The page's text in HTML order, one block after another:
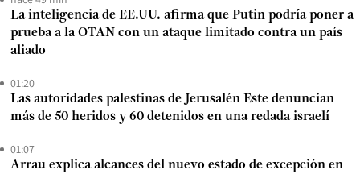
La inteligencia de EE.UU. afirma que Putin podría poner a
prueba a la OTAN con un ataque limitado contra un país
aliado
01:20
Las autoridades palestinas de Jerusalén Este denuncian
más de 50 heridos y 60 detenidos en una redada israelí
01:07
Arrau explica alcances del nuevo estado de excepción en